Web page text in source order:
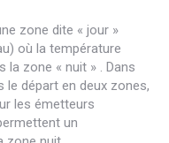
zone dite « jour »
où la température
la zone « nuit » . Dans
départ en deux zones,
les émetteurs
un